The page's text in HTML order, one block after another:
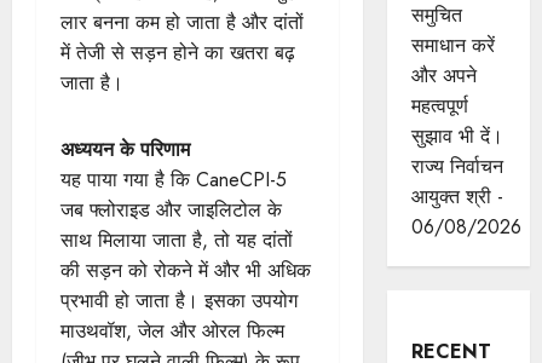
लार बनना कम हो जाता है और दांतों
में तेजी से सड़न होने का खतरा बढ़
जाता है।
अध्ययन के परिणाम
यह पाया गया है कि CaneCPI-5
जब फ्लोराइड और जाइलिटोल के
साथ मिलाया जाता है, तो यह दांतों
की सड़न को रोकने में और भी अधिक
प्रभावी हो जाता है। इसका उपयोग
माउथवॉश, जेल और ओरल फिल्म
समुचित
समाधान करें
और अपने
महत्वपूर्ण
सुझाव भी दें।
राज्य निर्वाचन
आयुक्त श्री -
06/08/2026
RECENT